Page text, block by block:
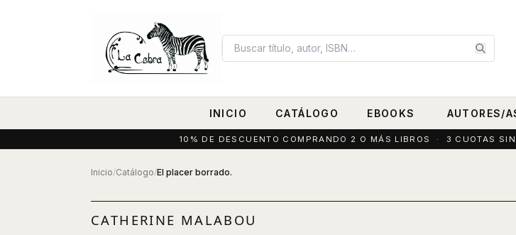
INICIO CATÁLOGO EBOOKS AUTORES/
10% DE DESCUENTO COMPRANDO 2 O MÁS LIBROS · 3 CUOTAS
Inicio/Catálogo/El placer borrado.
CATHERINE MALABOU